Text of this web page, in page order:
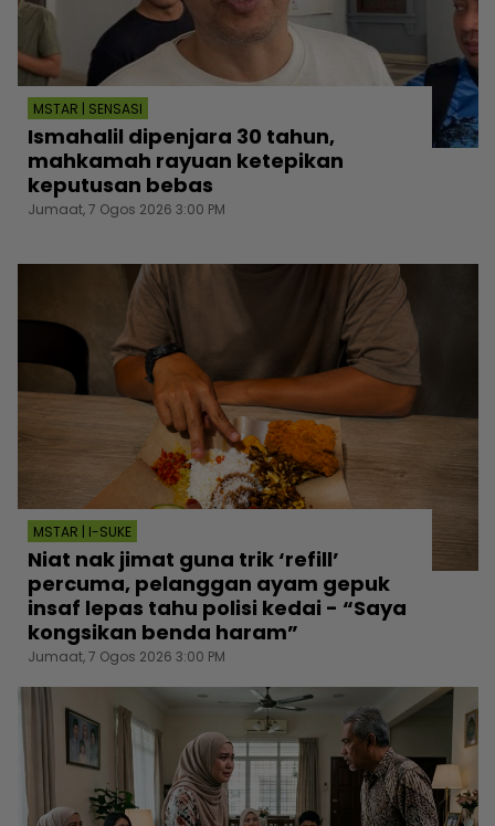
MSTAR | SENSASI
Ismahalil dipenjara 30 tahun,
mahkamah rayuan ketepikan
keputusan bebas
Jumaat, 7 Ogos 2026 3:00 PM
MSTAR | I-SUKE
Niat nak jimat guna trik ‘refill’
percuma, pelanggan ayam gepuk
insaf lepas tahu polisi kedai - “Saya
kongsikan benda haram”
Jumaat, 7 Ogos 2026 3:00 PM